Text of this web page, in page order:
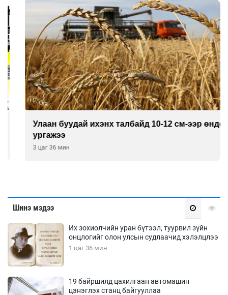
Улаан буудай ихэнх талбайд 10-12 см-ээр өндөр
ургажээ
3 цаг 36 мин
Шинэ мэдээ
Их зохиолчийн уран бүтээл, туурвил зүйн
онцлогийг олон улсын судлаачид хэлэлцлээ
1 цаг 36 мин
19 байршилд цахилгаан автомашин
цэнэглэх станц байгууллаа